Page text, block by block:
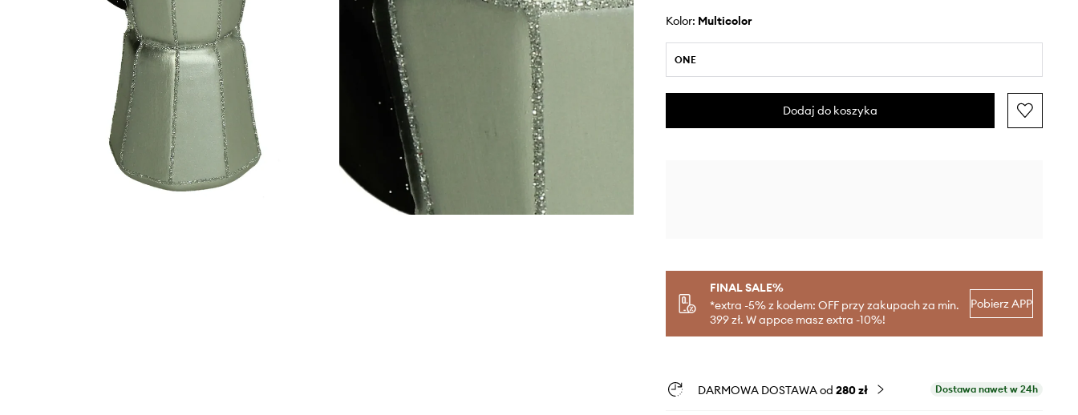
Kolor: multicolor
ONE
Dodaj do koszyka
FINAL SALE%
*extra -5% z kodem: OFF przy zakupach za min.
399 zł. W appce masz extra -10%!
Pobierz APP
DARMOWA DOSTAWA od 280 zł Dostawa nawet w 24h